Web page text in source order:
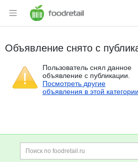
Раздел навигации по
Объявление снято с
Пользователь снял данное
объявление с публикации.
Посмотреть другие
объявления в этой категории.
Дополнительная